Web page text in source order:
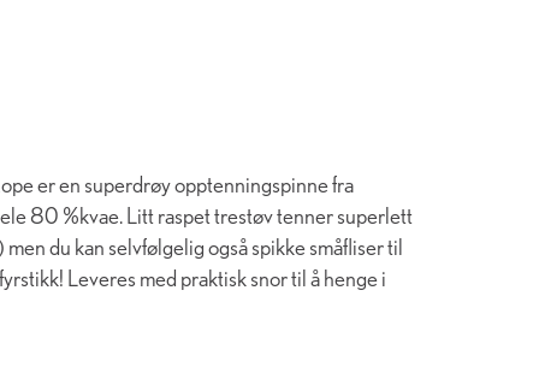
er en superdrøy opptenningspinne fra
80 %kvae. Litt raspet trestøv tenner superlett
du kan selvfølgelig også spikke småfliser til
Leveres med praktisk snor til å henge i